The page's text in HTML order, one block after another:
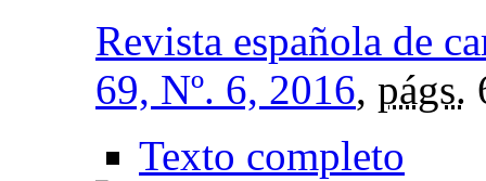
Revista española de
69, Nº. 6, 2016, págs.
Texto completo